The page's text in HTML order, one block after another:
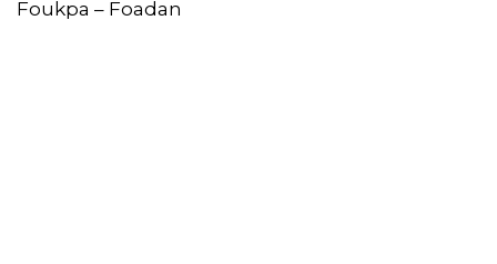
Foukpa – Foadan